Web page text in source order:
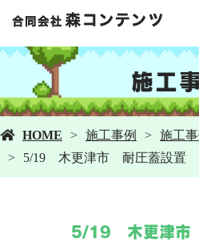
施工
HOME 施工事例
施工事
5/19 木更津市 耐圧蓋設置
5/19 木更津市